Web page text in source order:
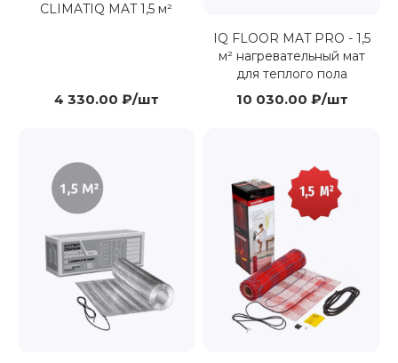
CLIMATIQ MAT 1,5 м²
4 330.00 ₽/шт
IQ FLOOR MAT PRO - 1,5
м² нагревательный мат
для теплого пола
10 030.00 ₽/шт